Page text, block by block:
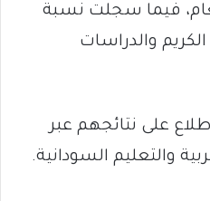
فيما سجلت نسبة
والدراسات
على نتائجهم عبر
والتعليم السودانية.